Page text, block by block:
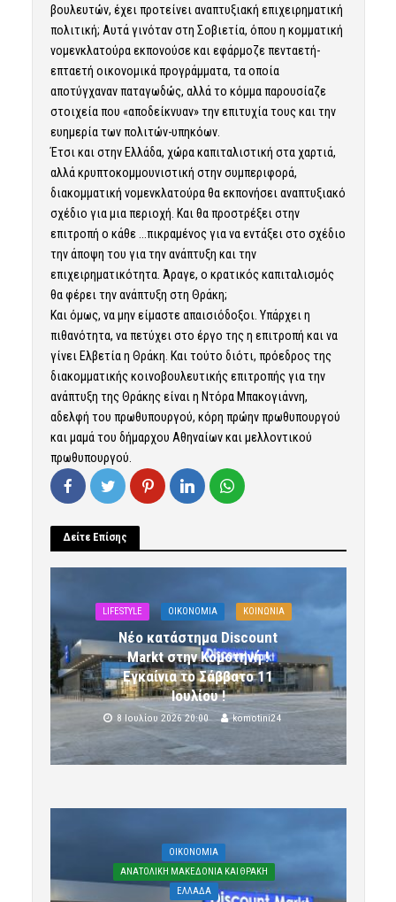
βουλευτών, έχει προτείνει αναπτυξιακή επιχειρηματική
πολιτική; Αυτά γινόταν στη Σοβιετία, όπου η κομματική
νομενκλατούρα εκπονούσε και εφάρμοζε πενταετή-
επταετή οικονομικά προγράμματα, τα οποία
αποτύγχαναν παταγωδώς, αλλά το κόμμα παρουσίαζε
στοιχεία που «αποδείκνυαν» την επιτυχία τους και την
ευημερία των πολιτών-υπηκόων.
Έτσι και στην Ελλάδα, χώρα καπιταλιστική στα χαρτιά,
αλλά κρυπτοκομμουνιστική στην συμπεριφορά,
διακομματική νομενκλατούρα θα εκπονήσει αναπτυξιακό
σχέδιο για μια περιοχή. Και θα προστρέξει στην
επιτροπή ο κάθε …πικραμένος για να εντάξει στο σχέδιο
την άποψη του για την ανάπτυξη και την
επιχειρηματικότητα. Άραγε, ο κρατικός καπιταλισμός
θα φέρει την ανάπτυξη στη Θράκη;
Και όμως, να μην είμαστε απαισιόδοξοι. Υπάρχει η
πιθανότητα, να πετύχει στο έργο της η επιτροπή και να
γίνει Ελβετία η Θράκη. Και τούτο διότι, πρόεδρος της
διακομματικής κοινοβουλευτικής επιτροπής για την
ανάπτυξη της Θράκης είναι η Ντόρα Μπακογιάννη,
αδελφή του πρωθυπουργού, κόρη πρώην πρωθυπουργού
και μαμά του δήμαρχου Αθηναίων και μελλοντικού
πρωθυπουργού.
Δείτε Επίσης
LIFESTYLE OIKONOMIA ΚΟΙΝΩΝΙΑ
Νέο κατάστημα Discount
Markt στην Κομοτηνή !
Εγκαίνια το Σάββατο 11
Ιουλίου !
8 Ιουλίου 2026 20:00 komotini24
OIKONOMIA
ΑΝΑΤΟΛΙΚΗ ΜΑΚΕΔΟΝΙΑ ΚΑΙ ΘΡΑΚΗ
ΕΛΛΑΔΑ